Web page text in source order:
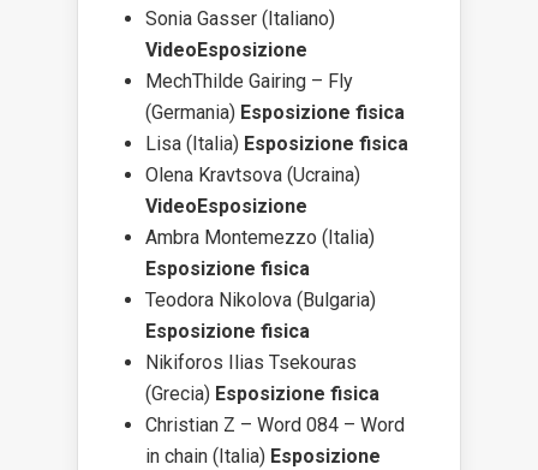
Sonia Gasser (Italiano)
VideoEsposizione
MechThilde Gairing – Fly
(Germania) Esposizione fisica
Lisa (Italia) Esposizione fisica
Olena Kravtsova (Ucraina)
VideoEsposizione
Ambra Montemezzo (Italia)
Esposizione fisica
Teodora Nikolova (Bulgaria)
Esposizione fisica
Nikiforos Ilias Tsekouras
(Grecia) Esposizione fisica
Christian Z – Word 084 – Word
in chain (Italia) Esposizione